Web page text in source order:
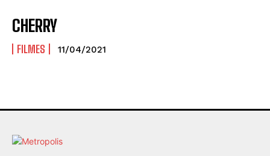
CHERRY
FILMES 11/04/2021